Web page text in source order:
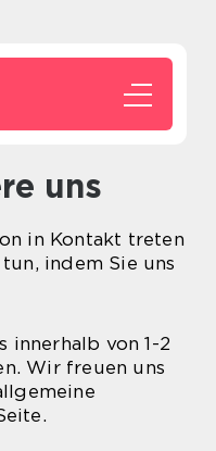
uns
in Kontakt treten
indem Sie uns
innerhalb von 1-2
Wir freuen uns